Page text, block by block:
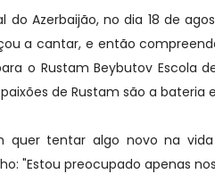
Azerbaijão, no dia 18 de
a cantar, e então
o Rustam Beybutov Escola
de Rustam são a bateria
quer tentar algo novo na
"Estou preocupado apenas